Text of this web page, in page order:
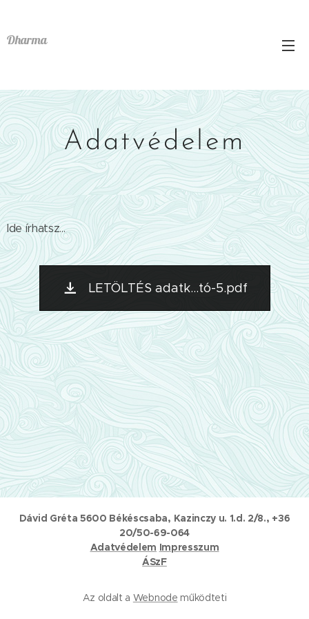
Dharma
Adatvédelem
Ide írhatsz...
LETÖLTÉS adatk...tó-5.pdf
Dávid Gréta 5600 Békéscsaba, Kazinczy u. 1.d. 2/8., +36
20/50-69-064
Adatvédelem Impresszum
ÁSzF
Az oldalt a Webnode működteti